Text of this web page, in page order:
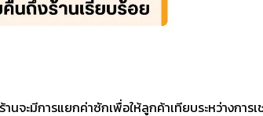
านจะมีการแยกค่าซักเพื่อให้ลูกค้าเทียบระหว่างกา